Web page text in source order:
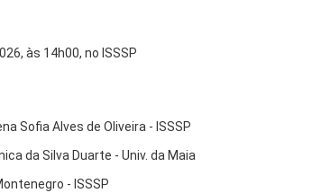
às 14h00, no ISSSP
Sofia Alves de Oliveira - ISSSP
da Silva Duarte - Univ. da Maia
- ISSSP